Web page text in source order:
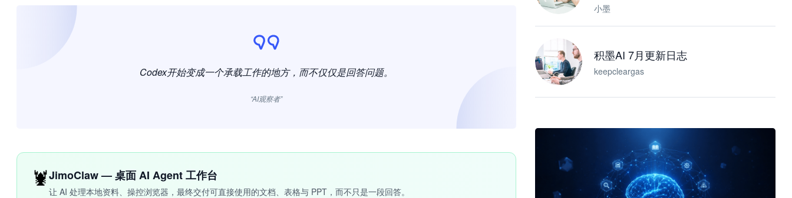
Codex开始变成一个承载工作的地方，而不仅仅是回答问题。
“AI观察者”
🦞JimoClaw — 桌面 AI Agent 工作台
让 AI 处理本地资料、操控浏览器，最终交付可直接使用的文档、表格与 PPT，而不只是一段回答。
小墨
积墨AI 7月更新日志
keepcleargas